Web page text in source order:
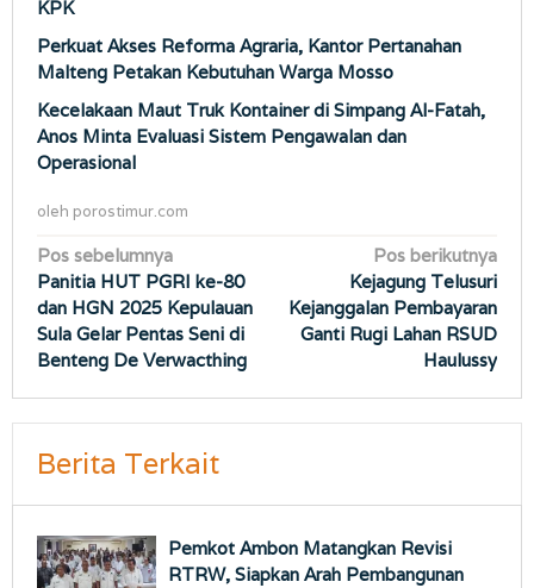
KPK
Perkuat Akses Reforma Agraria, Kantor Pertanahan
Malteng Petakan Kebutuhan Warga Mosso
Kecelakaan Maut Truk Kontainer di Simpang Al-Fatah,
Anos Minta Evaluasi Sistem Pengawalan dan
Operasional
oleh porostimur.com
Navigasi
pos
Pos sebelumnya
Panitia HUT PGRI ke-80
dan HGN 2025 Kepulauan
Sula Gelar Pentas Seni di
Benteng De Verwacthing
Pos berikutnya
Kejagung Telusuri
Kejanggalan Pembayaran
Ganti Rugi Lahan RSUD
Haulussy
Berita Terkait
Pemkot Ambon Matangkan Revisi
RTRW, Siapkan Arah Pembangunan